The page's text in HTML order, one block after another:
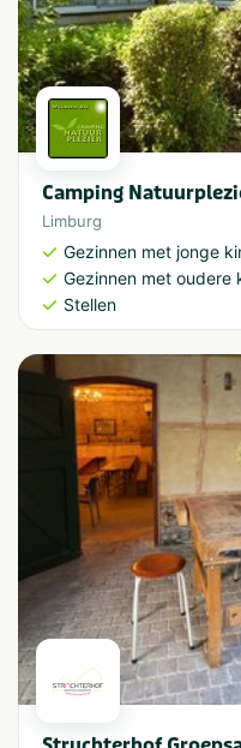
Camping
Limburg
Gezinnen met jonge
Gezinnen met oudere
Stellen